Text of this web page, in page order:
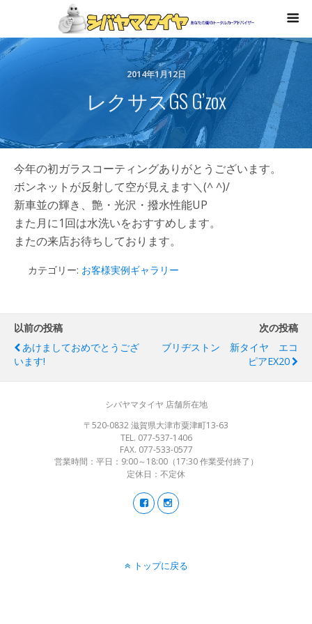
2014年1月12日
レクサスGS G’zox
今年の初ガラスコーティングありがとうございます。
ボンネットが反射して空が見えます＼(^ ^)/
新車並の輝き、艶・光沢・撥水性能UP
また月に1回は水洗いをおすすめします。
またの来店お待ちしております。
カテゴリー: お客様実例ギャラリー
以前の投稿
あけましておめでとうござ
います!
次の投稿
ブリヂストン 新タイヤ エコ
ピアEX20
シバヤマタイヤ 店舗所在地
〒520-0832 滋賀県大津市粟津町13-63
TEL. 077-537-1406
FAX. 077-533-0577
営業時間：平日：9:00～18:00（17:30 作業受付終了）
定休日：不定休
トップに戻る